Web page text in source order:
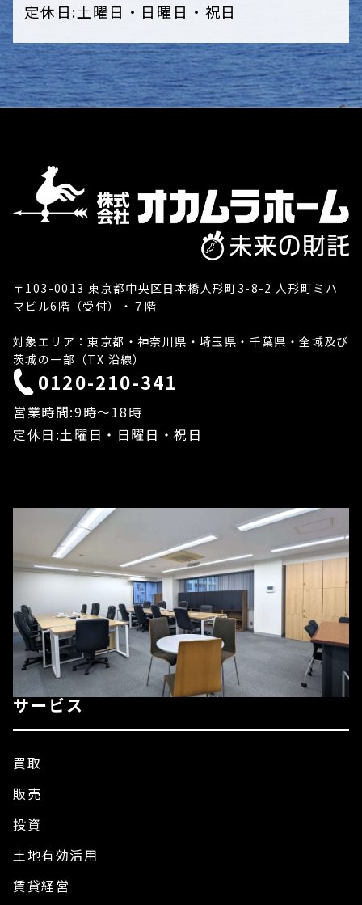
定休日:土曜日・日曜日・祝日
〒103-0013 東京都中央区日本橋人形町3-8-2 人形町ミハ
マビル6階（受付）・７階
対象エリア：東京都・神奈川県・埼玉県・千葉県・全域及び
茨城の一部（TX 沿線）
0120-210-341
営業時間:9時〜18時
定休日:土曜日・日曜日・祝日
サービス
買取
販売
投資
土地有効活用
賃貸経営